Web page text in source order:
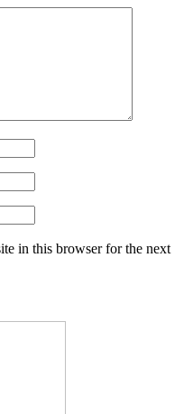
in this browser for the next